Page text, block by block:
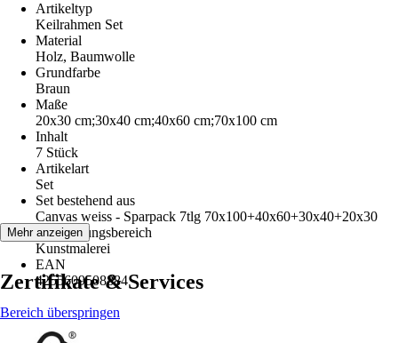
Artikeltyp
Keilrahmen Set
Material
Holz, Baumwolle
Grundfarbe
Braun
Maße
20x30 cm;30x40 cm;40x60 cm;70x100 cm
Inhalt
7 Stück
Artikelart
Set
Set bestehend aus
Canvas weiss - Sparpack 7tlg 70x100+40x60+30x40+20x30
Anwendungsbereich
Kunstmalerei
EAN
4255609508884
Mehr anzeigen
Zertifikate & Services
Bereich überspringen